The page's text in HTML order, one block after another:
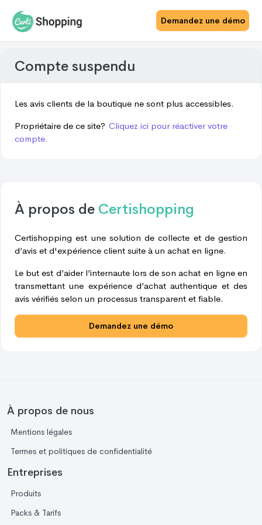
Demandez une démo
Compte suspendu
Les avis clients de la boutique ne sont plus accessibles.
Propriétaire de ce site? Cliquez ici pour réactiver votre
compte.
À propos de Certishopping
Certishopping est une solution de collecte et de gestion
d’avis et d'expérience client suite à un achat en ligne.
Le but est d’aider l’internaute lors de son achat en ligne en
transmettant une expérience d’achat authentique et des
avis vérifiés selon un processus transparent et fiable.
Demandez une démo
À propos de nous
Mentions légales
Termes et politiques de confidentialité
Entreprises
Produits
Packs & Tarifs